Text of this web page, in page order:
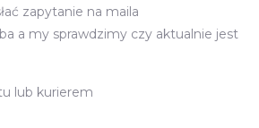
zapytanie na maila
a my sprawdzimy czy aktualnie jest
lub kurierem